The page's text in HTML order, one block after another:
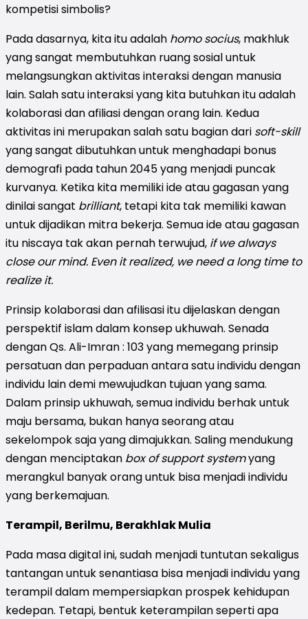
kompetisi simbolis?
Pada dasarnya, kita itu adalah homo socius, makhluk
yang sangat membutuhkan ruang sosial untuk
melangsungkan aktivitas interaksi dengan manusia
lain. Salah satu interaksi yang kita butuhkan itu adalah
kolaborasi dan afiliasi dengan orang lain. Kedua
aktivitas ini merupakan salah satu bagian dari soft-skill
yang sangat dibutuhkan untuk menghadapi bonus
demografi pada tahun 2045 yang menjadi puncak
kurvanya. Ketika kita memiliki ide atau gagasan yang
dinilai sangat brilliant, tetapi kita tak memiliki kawan
untuk dijadikan mitra bekerja. Semua ide atau gagasan
itu niscaya tak akan pernah terwujud, if we always
close our mind. Even it realized, we need a long time to
realize it.
Prinsip kolaborasi dan afilisasi itu dijelaskan dengan
perspektif islam dalam konsep ukhuwah. Senada
dengan Qs. Ali-Imran : 103 yang memegang prinsip
persatuan dan perpaduan antara satu individu dengan
individu lain demi mewujudkan tujuan yang sama.
Dalam prinsip ukhuwah, semua individu berhak untuk
maju bersama, bukan hanya seorang atau
sekelompok saja yang dimajukkan. Saling mendukung
dengan menciptakan box of support systemyang
merangkul banyak orang untuk bisa menjadi individu
yang berkemajuan.
Terampil, Berilmu, Berakhlak Mulia
Pada masa digital ini, sudah menjadi tuntutan sekaligus
tantangan untuk senantiasa bisa menjadi individu yang
terampil dalam mempersiapkan prospek kehidupan
kedepan. Tetapi, bentuk keterampilan seperti apa